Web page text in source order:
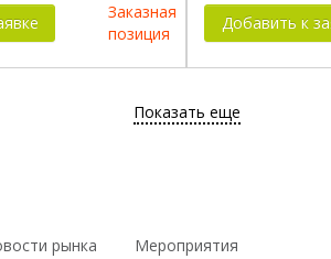
Заказная
позиция
Добавить к
Показать еще
рынка Мероприятия